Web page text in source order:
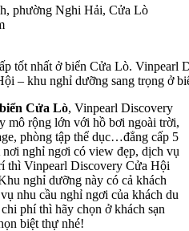
phường Nghi Hải, Cửa Lò
– khu nghỉ dưỡng sang trọng ở
Cửa Lò, Vinpearl Discovery
mô rộng lớn với hồ bơi ngoài trời,
phòng tập thể dục…đẳng cấp 5
nghỉ ngơi có view đẹp, dịch vụ
thì Vinpearl Discovery Cửa Hội
nghỉ dưỡng này có cả khách
nhu cầu nghỉ ngơi của khách du
phí thì hãy chọn ở khách sạn
biệt thự nhé!